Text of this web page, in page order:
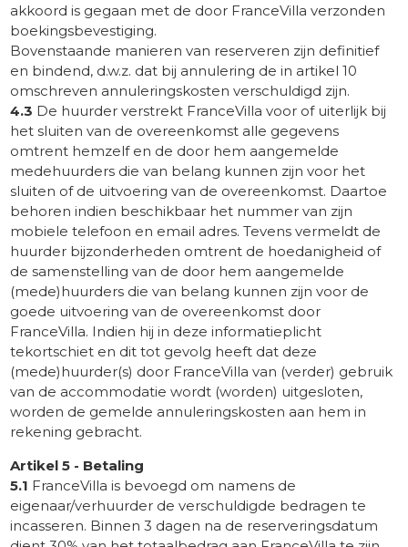
akkoord is gegaan met de door FranceVilla verzonden
boekingsbevestiging.
Bovenstaande manieren van reserveren zijn definitief
en bindend, d.w.z. dat bij annulering de in artikel 10
omschreven annuleringskosten verschuldigd zijn.
4.3 De huurder verstrekt FranceVilla voor of uiterlijk bij
het sluiten van de overeenkomst alle gegevens
omtrent hemzelf en de door hem aangemelde
medehuurders die van belang kunnen zijn voor het
sluiten of de uitvoering van de overeenkomst. Daartoe
behoren indien beschikbaar het nummer van zijn
mobiele telefoon en email adres. Tevens vermeldt de
huurder bijzonderheden omtrent de hoedanigheid of
de samenstelling van de door hem aangemelde
(mede)huurders die van belang kunnen zijn voor de
goede uitvoering van de overeenkomst door
FranceVilla. Indien hij in deze informatieplicht
tekortschiet en dit tot gevolg heeft dat deze
(mede)huurder(s) door FranceVilla van (verder) gebruik
van de accommodatie wordt (worden) uitgesloten,
worden de gemelde annuleringskosten aan hem in
rekening gebracht.
Artikel 5 - Betaling
5.1 FranceVilla is bevoegd om namens de
eigenaar/verhuurder de verschuldigde bedragen te
incasseren. Binnen 3 dagen na de reserveringsdatum